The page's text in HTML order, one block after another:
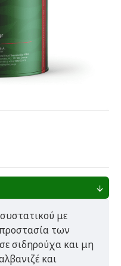
με
των
σιδηρούχα και μη
και